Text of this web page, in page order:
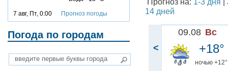
7 авг, Пт, 0:00 Прогноз погоды
Погода по городам
14 дней
<
09.08 Вс
+18°
ночью +12°